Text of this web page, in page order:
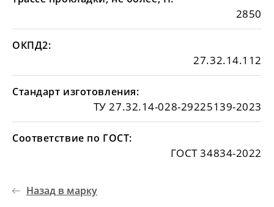
2850
ОКПД2:
27.32.14.112
Стандарт изготовления:
ТУ 27.32.14-028-29225139-2023
Соответствие по ГОСТ:
ГОСТ 34834-2022
Назад в марку